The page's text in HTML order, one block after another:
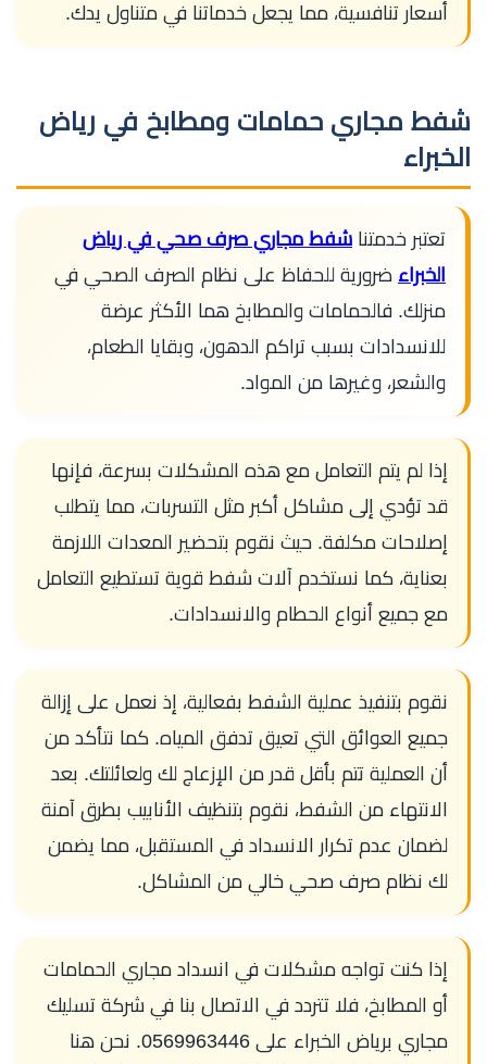
أسعار تنافسية، مما يجعل خدماتنا في متناول يدك.
شفط مجاري حمامات ومطابخ في رياض
الخبراء
تعتبر خدمتنا شفط مجاري صرف صحي في رياض
الخبراء ضرورية للحفاظ على نظام الصرف الصحي في
منزلك. فالحمامات والمطابخ هما الأكثر عرضة
للانسدادات بسبب تراكم الدهون، وبقايا الطعام،
والشعر، وغيرها من المواد.
إذا لم يتم التعامل مع هذه المشكلات بسرعة، فإنها
قد تؤدي إلى مشاكل أكبر مثل التسربات، مما يتطلب
إصلاحات مكلفة. حيث نقوم بتحضير المعدات اللازمة
بعناية، كما نستخدم آلات شفط قوية تستطيع التعامل
مع جميع أنواع الحطام والانسدادات.
نقوم بتنفيذ عملية الشفط بفعالية، إذ نعمل على إزالة
جميع العوائق التي تعيق تدفق المياه. كما نتأكد من
أن العملية تتم بأقل قدر من الإزعاج لك ولعائلتك. بعد
الانتهاء من الشفط، نقوم بتنظيف الأنابيب بطرق آمنة
لضمان عدم تكرار الانسداد في المستقبل، مما يضمن
لك نظام صرف صحي خالي من المشاكل.
إذا كنت تواجه مشكلات في انسداد مجاري الحمامات
أو المطابخ، فلا تتردد في الاتصال بنا في شركة تسليك
مجاري برياض الخبراء على 0569963446. نحن هنا